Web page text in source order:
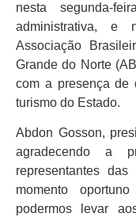
nesta segunda-
administrativa, e
Associação
Grande do Norte
com a presença de
turismo do Estado.
Abdon Gosson,
agradecendo a
representantes
momento
podermos levar